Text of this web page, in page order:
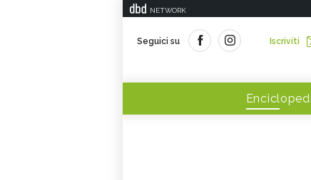
NETWORK
Seguici su Iscriviti